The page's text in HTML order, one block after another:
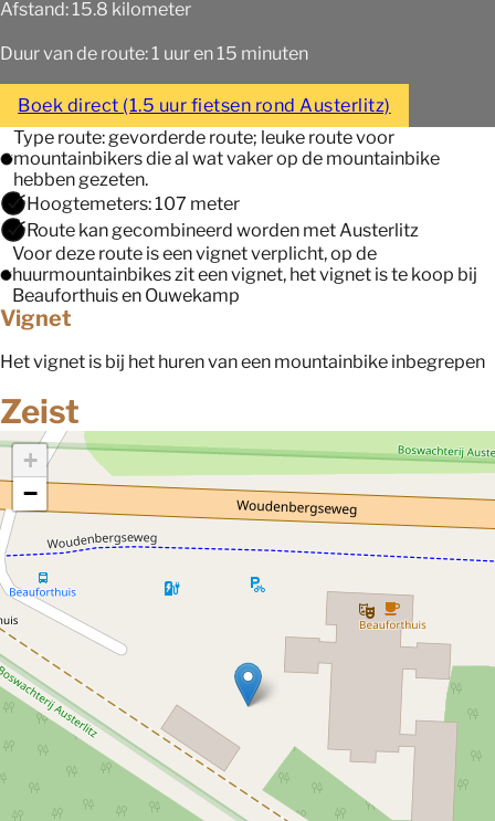
Afstand: 15.8 kilometer
Duur van de route: 1 uur en 15 minuten
Boek direct (1.5 uur fietsen rond Austerlitz)
Type route: gevorderde route; leuke route voor
mountainbikers die al wat vaker op de mountainbike
hebben gezeten.
Hoogtemeters: 107 meter
Route kan gecombineerd worden met Austerlitz
Voor deze route is een vignet verplicht, op de
huurmountainbikes zit een vignet, het vignet is te koop bij
Beauforthuis en Ouwekamp
Vignet
Het vignet is bij het huren van een mountainbike inbegrepen
Zeist
+
−